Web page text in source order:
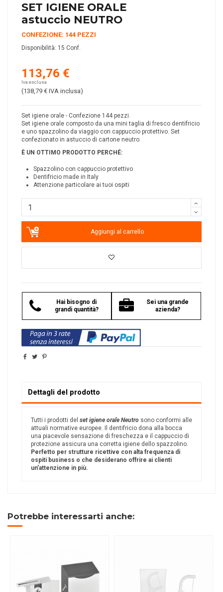
SET IGIENE ORALE
astuccio NEUTRO
CONFEZIONE: 144 PEZZI
Disponibilità: 15 Conf.
113,76 €
Iva esclusa
(138,79 € IVA inclusa)
Set igiene orale - Confezione 144 pezzi.
Set igiene orale composto da una mini taglia di fresco dentifricio
e uno spazzolino da viaggio con cappuccio protettivo. Set
confezionato in astuccio di cartone neutro.
È UN OTTIMO PRODOTTO PERCH É:
Spazzolino con cappuccio protettivo
Dentifricio made in Italy
Attenzione particolare ai tuoi ospiti
Aggiungi al carrello
Hai bisogno di
grandi quantità?
Sei una grande
azienda?
Dettagli del prodotto
Tutti i prodotti del set igiene orale Neutro sono conformi alle
attuali normative europee. Il dentifricio dona alla bocca
una piacevole sensazione di freschezza e il cappuccio di
protezione assicura una corretta igiene dello spazzolino.
Perfetto per strutture ricettive con alta frequenza di
ospiti business o che desiderano offrire ai clienti
un’attenzione in più.
Potrebbe interessarti anche: